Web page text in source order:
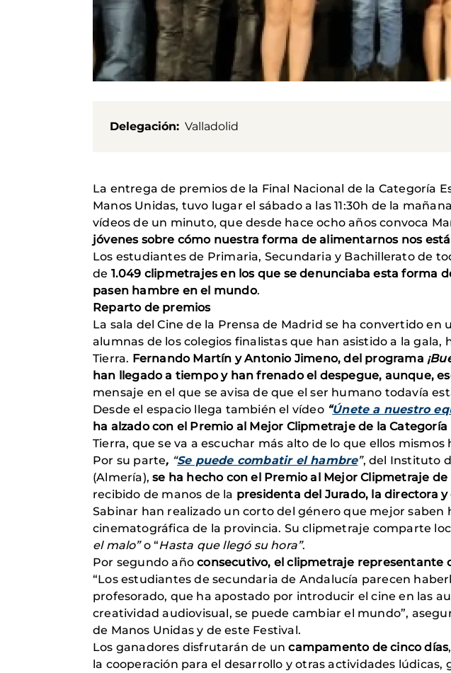
Delegación Valladolid
La entrega de premios de la Final Nacional de la Categoría
Manos Unidas, tuvo lugar el sábado a las 11:30h de la
vídeos de un minuto, que desde hace ocho años convoca
jóvenes sobre cómo nuestra forma de alimentarnos nos
Los estudiantes de Primaria, Secundaria y Bachillerato de
de 1.049 clipmetrajes en los que se denunciaba esta forma
pasen hambre en el mundo.
Reparto de premios
La sala del Cine de la Prensa de Madrid se ha convertido
alumnas de los colegios finalistas que han asistido a la
Tierra. Fernando Martín y Antonio Jimeno, del programa
han llegado a tiempo y han frenado el despegue, aunque,
mensaje en el que se avisa de que el ser humano todavía
Desde el espacio llega también el vídeo“Únete a nuestro
ha alzado con el Premio al Mejor Clipmetraje de la Categoría
Tierra, que se va a escuchar más alto de lo que ellos
Por su parte, “Se puede combatir el hambre”, del Instituto
(Almería), se ha hecho con el Premio al Mejor Clipmetraje
recibido de manos de la presidenta del Jurado, la directora
Sabinar han realizado un corto del género que mejor
cinematográfica de la provincia. Su clipmetraje comparte
el malo”o “Hasta que llegó su hora”.
Por segundo añoconsecutivo, el clipmetraje representante
“Los estudiantes de secundaria de Andalucía parecen
profesorado, que ha apostado por introducir el cine en las
creatividad audiovisual, se puede cambiar el mundo”,
de Manos Unidas y de este Festival.
Los ganadores disfrutarán de uncampamento de cinco días
la cooperación para el desarrollo y otras actividades lúdicas,